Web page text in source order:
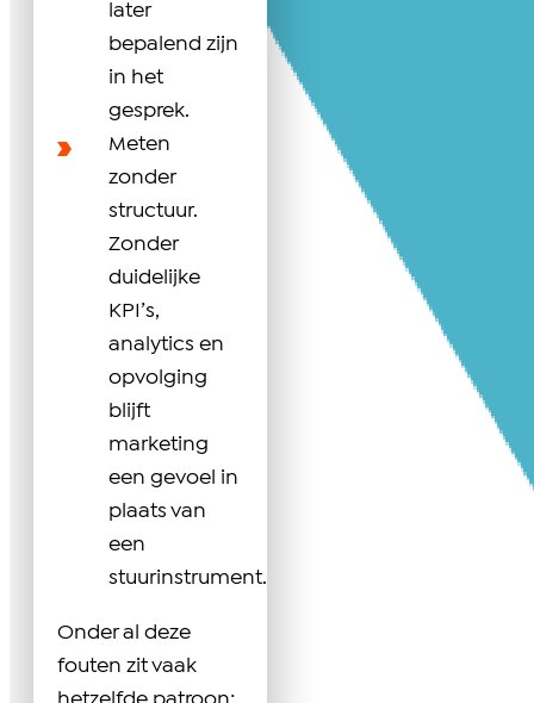
later
bepalend zijn
in het
gesprek.
Meten
zonder
structuur.
Zonder
duidelijke
KPI’s,
analytics en
opvolging
blijft
marketing
een gevoel in
plaats van
een
stuurinstrument.
Onder al deze
fouten zit vaak